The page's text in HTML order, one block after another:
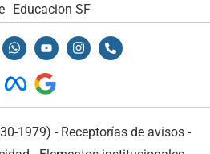
Educacion SF
1979) - Receptorías de avisos -